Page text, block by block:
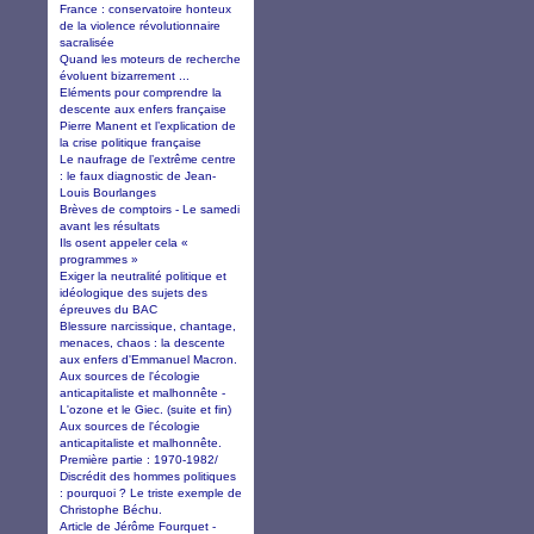
France : conservatoire honteux
de la violence révolutionnaire
sacralisée
Quand les moteurs de recherche
évoluent bizarrement ...
Eléments pour comprendre la
descente aux enfers française
Pierre Manent et l’explication de
la crise politique française
Le naufrage de l’extrême centre
: le faux diagnostic de Jean-
Louis Bourlanges
Brèves de comptoirs - Le samedi
avant les résultats
Ils osent appeler cela «
programmes »
Exiger la neutralité politique et
idéologique des sujets des
épreuves du BAC
Blessure narcissique, chantage,
menaces, chaos : la descente
aux enfers d'Emmanuel Macron.
Aux sources de l'écologie
anticapitaliste et malhonnête -
L'ozone et le Giec. (suite et fin)
Aux sources de l'écologie
anticapitaliste et malhonnête.
Première partie : 1970-1982/
Discrédit des hommes politiques
: pourquoi ? Le triste exemple de
Christophe Béchu.
Article de Jérôme Fourquet -